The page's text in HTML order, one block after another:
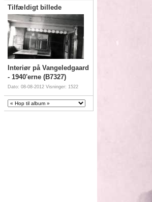
Tilfældigt billede
Interiør på Vangeledgaard
- 1940'erne (B7327)
Dato: 08-08-2012 Visninger: 1522